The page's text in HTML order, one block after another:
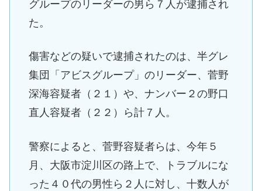
グループのリーダーの男ら７人が逮捕され
た。
傷害などの疑いで逮捕されたのは、半グレ
集団「アビスグループ」のリーダー、菅野
深海容疑者（２１）や、ナンバー２の野口
直人容疑者（２２）ら計７人。
警察によると、菅野容疑者らは、今年５
月、大阪市淀川区の路上で、トラブルにな
った４０代の男性ら２人に対し、十数人が